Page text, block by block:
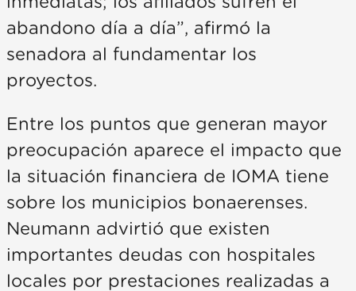
abandono día a día”, afirmó la
senadora al fundamentar los
proyectos.
Entre los puntos que generan mayor
preocupación aparece el impacto que
la situación financiera de IOMA tiene
sobre los municipios bonaerenses.
Neumann advirtió que existen
importantes deudas con hospitales
locales por prestaciones realizadas a